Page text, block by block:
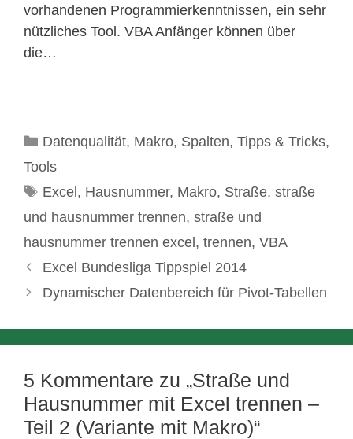
vorhandenen Programmierkenntnissen, ein sehr
nützliches Tool. VBA Anfänger können über
die…
Kategorien
Datenqualität, Makro, Spalten, Tipps & Tricks,
Tools
Schlagwörter
Excel, Hausnummer, Makro, Straße, straße
und hausnummer trennen, straße und
hausnummer trennen excel, trennen, VBA
Excel Bundesliga Tippspiel 2014
Dynamischer Datenbereich für Pivot-Tabellen
5 Kommentare zu „Straße und
Hausnummer mit Excel trennen –
Teil 2 (Variante mit Makro)“